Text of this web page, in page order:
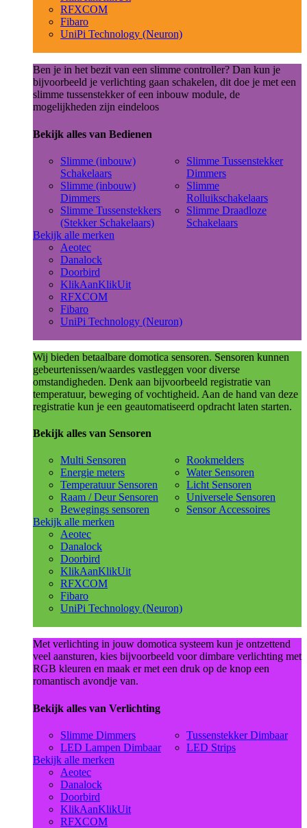
RFXCOM
Fibaro
UniPi Technology (Neuron)
Ben je in het bezit van een slimme controller? Dan kun je
bijvoorbeeld je verlichting gaan schakelen, dit doe je met een
slimme tussenstekker of een inbouw module, de
mogelijkheden zijn eindeloos
Bekijk alles van Bedienen
Slimme (inbouw)
Schakelaars
Slimme (inbouw)
Dimmers
Slimme Tussenstekkers
(Stekker Schakelaars)
Slimme Tussenstekker
Dimmers
Slimme
Rolluikschakelaars
Slimme Draadloze
Schakelaars
Bekijk alle merken
Aeotec
Danalock
Doorbird
KlikAanKlikUit
RFXCOM
Fibaro
UniPi Technology (Neuron)
Wij bieden betaalbare domotica sensoren. Sensoren kunnen
gebeurtenissen/waardes vastleggen voor diverse
omstandigheden. Denk aan bijvoorbeeld registratie van
temperatuur, beweging of vochtigheid. Aan de hand van deze
registratie kun je een geautomatiseerd opdracht laten starten.
Bekijk alles van Sensoren
Multi Sensoren
Energie meters
Temperatuur Sensoren
Raam / Deur Sensoren
Bewegings sensoren
Rookmelders
Water Sensoren
Licht Sensoren
Universele Sensoren
Sensor Accessoires
Bekijk alle merken
Aeotec
Danalock
Doorbird
KlikAanKlikUit
RFXCOM
Fibaro
UniPi Technology (Neuron)
Met verlichting in jouw domotica systeem kun je ontzettend
veel aansturen, kies bijvoorbeeld voor dimbare verlichting met
RGB kleuren en maak er met een druk op de knop een
romantisch avondje van.
Bekijk alles van Verlichting
Slimme Dimmers
LED Lampen Dimbaar
Tussenstekker Dimbaar
LED Strips
Bekijk alle merken
Aeotec
Danalock
Doorbird
KlikAanKlikUit
RFXCOM